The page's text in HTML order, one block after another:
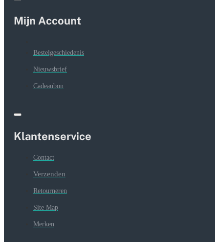
Mijn Account
Bestelgeschiedenis
Nieuwsbrief
Cadeaubon
Klantenservice
Contact
Verzenden
Retourneren
Site Map
Merken